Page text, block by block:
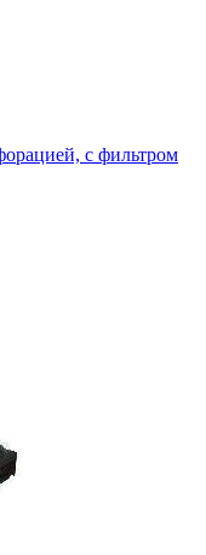
с фильтром